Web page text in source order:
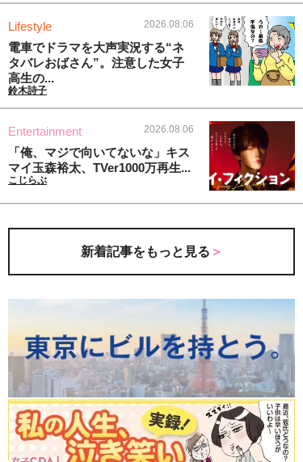
Lifestyle 2026.08.06
電車でドラマを大声実況する“ネ
タバレおばさん”。注意した女子
高生の...
鈴木詩子
Entertainment 2026.08.06
「俺、マジで向いてないな」キス
マイ玉森裕太、TVer1000万再生...
こじらぶ
新着記事をもっと見る